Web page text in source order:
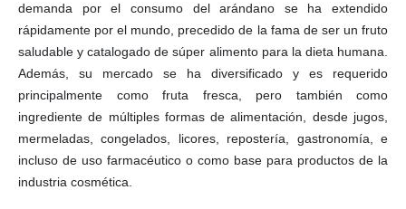
demanda por el consumo del arándano se ha extendido
rápidamente por el mundo, precedido de la fama de ser un fruto
saludable y catalogado de súper alimento para la dieta humana.
Además, su mercado se ha diversificado y es requerido
principalmente como fruta fresca, pero también como
ingrediente de múltiples formas de alimentación, desde jugos,
mermeladas, congelados, licores, repostería, gastronomía, e
incluso de uso farmacéutico o como base para productos de la
industria cosmética.